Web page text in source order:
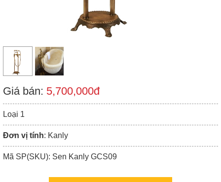
Giá bán: 5,700,000đ
Loại 1
Đơn vị tính: Kanly
Mã SP(SKU): Sen Kanly GCS09